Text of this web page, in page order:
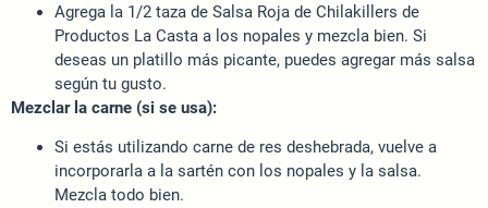
Agrega la 1/2 taza de Salsa Roja de Chilakillers de
Productos La Casta a los nopales y mezcla bien. Si
deseas un platillo más picante, puedes agregar más salsa
según tu gusto.
Mezclar la carne (si se usa):
Si estás utilizando carne de res deshebrada, vuelve a
incorporarla a la sartén con los nopales y la salsa.
Mezcla todo bien.